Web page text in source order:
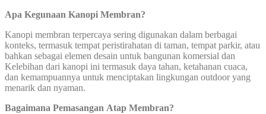
Apa Kegunaan Kanopi Membran?
Kanopi membran terpercaya sering digunakan dalam berbagai
konteks, termasuk tempat peristirahatan di taman, tempat parkir, atau
bahkan sebagai elemen desain untuk bangunan komersial dan
Kelebihan dari kanopi ini termasuk daya tahan, ketahanan cuaca,
dan kemampuannya untuk menciptakan lingkungan outdoor yang
menarik dan nyaman.
Bagaimana Pemasangan Atap Membran?